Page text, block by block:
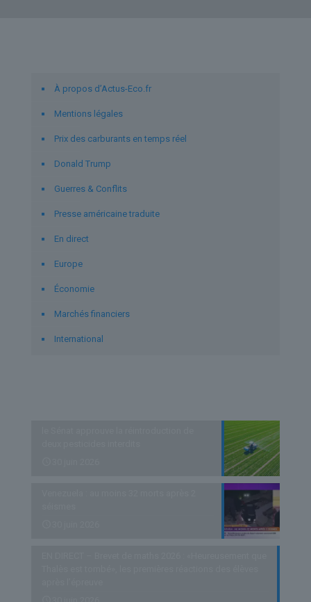
À propos d’Actus-Eco.fr
Mentions légales
Prix des carburants en temps réel
Donald Trump
Guerres & Conflits
Presse américaine traduite
En direct
Europe
Économie
Marchés financiers
International